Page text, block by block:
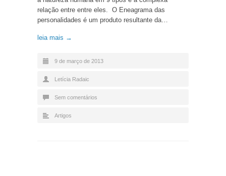
relação entre entre eles. O Eneagrama das
personalidades é um produto resultante da…
leia mais →
9 de março de 2013
Letícia Radaic
Sem comentários
Artigos